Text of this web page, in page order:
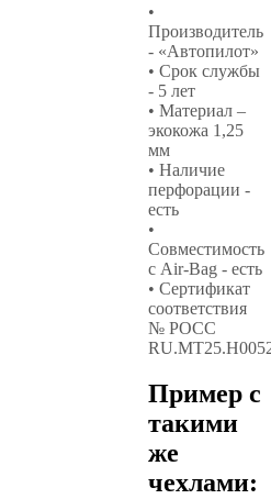
•
Производитель
- «Автопилот»
• Срок службы
- 5 лет
• Материал –
экокожа 1,25
мм
• Наличие
перфорации -
есть
•
Совместимость
с Air-Bag - есть
• Сертификат
соответствия
№ РОСС
Пример с
такими
же
чехлами: